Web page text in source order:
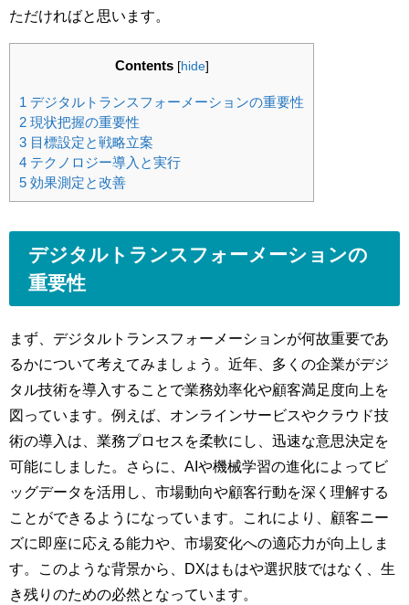
ただければと思います。
Contents [hide]
1 デジタルトランスフォーメーションの重要性
2 現状把握の重要性
3 目標設定と戦略立案
4 テクノロジー導入と実行
5 効果測定と改善
デジタルトランスフォーメーションの
重要性
まず、デジタルトランスフォーメーションが何故重要であ
るかについて考えてみましょう。近年、多くの企業がデジ
タル技術を導入することで業務効率化や顧客満足度向上を
図っています。例えば、オンラインサービスやクラウド技
術の導入は、業務プロセスを柔軟にし、迅速な意思決定を
可能にしました。さらに、AIや機械学習の進化によってビ
ッグデータを活用し、市場動向や顧客行動を深く理解する
ことができるようになっています。これにより、顧客ニー
ズに即座に応える能力や、市場変化への適応力が向上しま
す。このような背景から、DXはもはや選択肢ではなく、生
き残りのための必然となっています。